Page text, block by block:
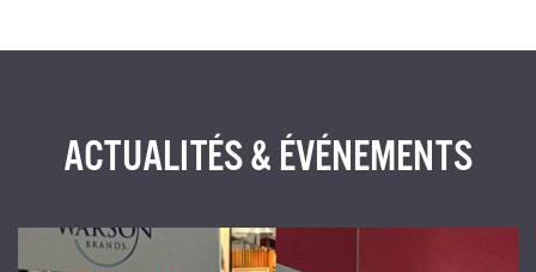
ACTUALITÉS & ÉVÉNEMENTS